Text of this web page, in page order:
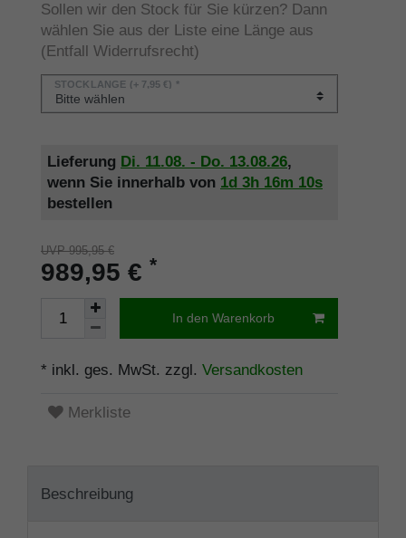
Sollen wir den Stock für Sie kürzen? Dann
wählen Sie aus der Liste eine Länge aus
(Entfall Widerrufsrecht)
STOCKLÄNGE (+ 7,95 €) *
Lieferung Di. 11.08. - Do. 13.08.26,
wenn Sie innerhalb von 1d 3h 16m 10s
bestellen
UVP 995,95 €
989,95 € *
In den Warenkorb
* inkl. ges. MwSt. zzgl. Versandkosten
Merkliste
Beschreibung